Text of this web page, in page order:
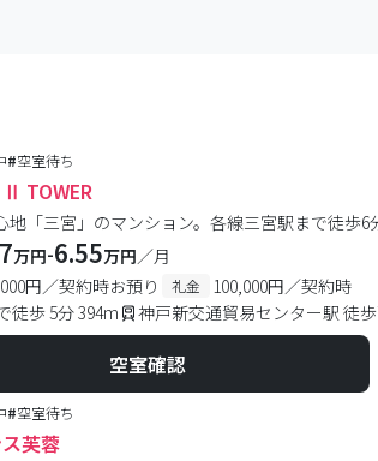
#空室待ち
TOWER
地「三宮」のマンション。各線三宮駅まで徒歩
万円-6.55万円／月
円／契約時お預り 礼金
100,000円／契約時
徒歩 5分 394m
神戸新交通貿易センター駅 徒
空室確認
#空室待ち
芙蓉